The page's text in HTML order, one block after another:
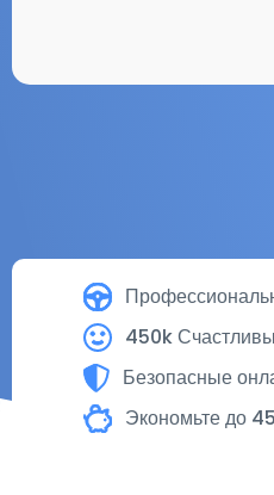
450k
Безопасные
Экономьте до